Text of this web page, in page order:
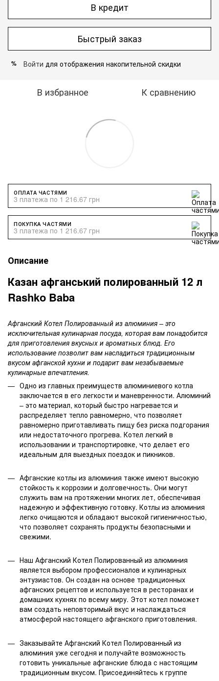
В кредит
Быстрый заказ
% Войти для отображения накопительной скидки
В избранное К сравнению
ОПЛАТА ЧАСТЯМИ
3 платежа по 1 216.67 грн
ПОКУПКА ЧАСТЯМИ
3 платежа по 1 216.67 грн
Описание
Казан афганський полированный 12 л
Rashko Baba
Афганский Котел Полированный из алюминия – это
исключительная кулинарная посуда, которая вам понадобится
для приготовления вкусных и ароматных блюд. Его
использование позволит вам насладиться традиционным
вкусом афганской кухни и подарит вам незабываемые
кулинарные впечатления.
Одно из главных преимуществ алюминиевого котла
заключается в его легкости и маневренности. Алюминий
– это материал, который быстро нагревается и
распределяет тепло равномерно, что позволяет
равномерно приготавливать пищу без риска подгорания
или недостаточного прогрева. Котел легкий в
использовании и транспортировке, что делает его
идеальным для выездных поездок и пикников.
Афганские котлы из алюминия также имеют высокую
стойкость к коррозии и долговечность. Они могут
служить вам на протяжении многих лет, обеспечивая
надежную и эффективную готовку. Котлы из алюминия
легко очищаются и обладают высокой гигиеничностью,
что позволяет сохранять продукты безопасными и
свежими.
Наш Афганский Котел Полированный из алюминия
является выбором профессионалов и кулинарных
энтузиастов. Он создан на основе традиционных
афганских рецептов и используется в ресторанах и
домашних кухнях по всему миру. Этот котел поможет
вам создать неповторимый вкус и наслаждаться
атмосферой настоящего афганского приготовления.
Заказывайте Афганский Котел Полированный из
алюминия уже сегодня и получайте возможность
готовить уникальные афганские блюда с настоящим
традиционным вкусом. Присоединяйтесь к группе